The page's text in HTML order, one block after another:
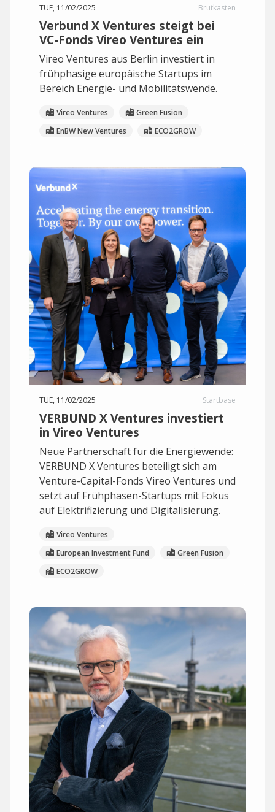
TUE, 11/02/2025 Brutkasten
Verbund X Ventures steigt bei
VC-Fonds Vireo Ventures ein
Vireo Ventures aus Berlin investiert in
frühphasige europäische Startups im
Bereich Energie- und Mobilitätswende.
Vireo Ventures
Green Fusion
EnBW New Ventures
ECO2GROW
TUE, 11/02/2025 Startbase
VERBUND X Ventures investiert
in Vireo Ventures
Neue Partnerschaft für die Energiewende:
VERBUND X Ventures beteiligt sich am
Venture-Capital-Fonds Vireo Ventures und
setzt auf Frühphasen-Startups mit Fokus
auf Elektrifizierung und Digitalisierung.
Vireo Ventures
European Investment Fund
Green Fusion
ECO2GROW